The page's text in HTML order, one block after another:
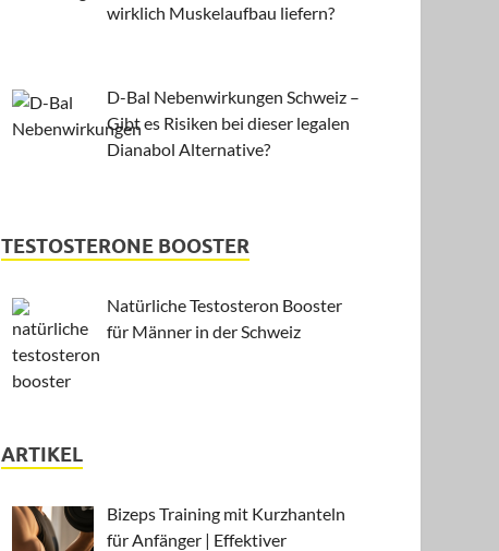
wirklich Muskelaufbau liefern?
D-Bal Nebenwirkungen Schweiz –
Gibt es Risiken bei dieser legalen
Dianabol Alternative?
TESTOSTERONE BOOSTER
Natürliche Testosteron Booster
für Männer in der Schweiz
ARTIKEL
Bizeps Training mit Kurzhanteln
für Anfänger | Effektiver